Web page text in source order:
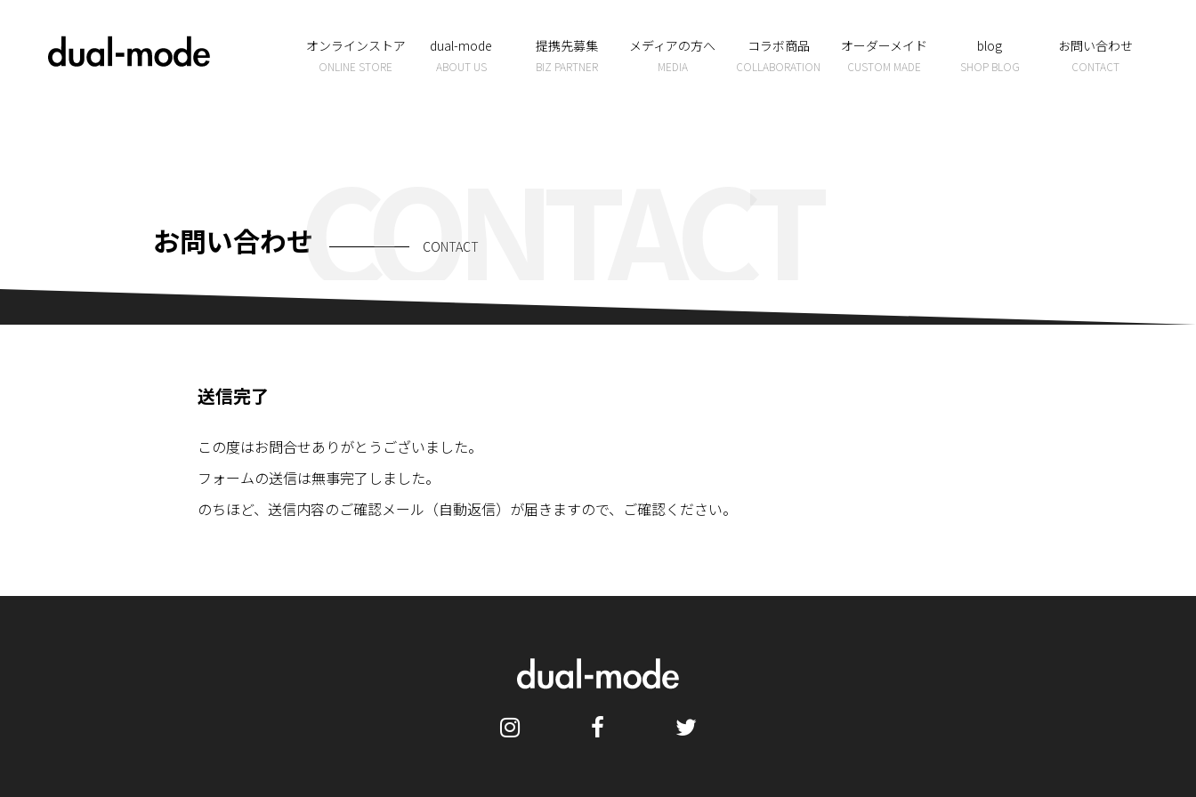
オンラインストア
ONLINE STORE
dual-mode
ABOUT US
提携先募集
BIZ PARTNER
メディアの方へ
MEDIA
コラボ商品
COLLABORATION
オーダーメイド
CUSTOM MADE
blog
SHOP BLOG
お問い合わせ
CONTACT
お問い合わせ CONTACT
CONTACT
送信完了
この度はお問合せありがとうございました。
フォームの送信は無事完了しました。
のちほど、送信内容のご確認メール（自動返信）が届きますので、ご確認ください。